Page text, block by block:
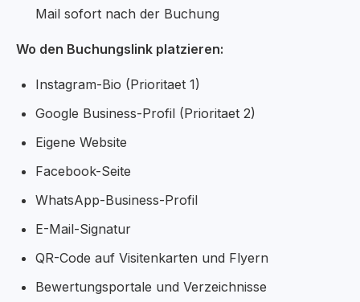
Mail sofort nach der Buchung
Wo den Buchungslink platzieren:
Instagram-Bio (Prioritaet 1)
Google Business-Profil (Prioritaet 2)
Eigene Website
Facebook-Seite
WhatsApp-Business-Profil
E-Mail-Signatur
QR-Code auf Visitenkarten und Flyern
Bewertungsportale und Verzeichnisse